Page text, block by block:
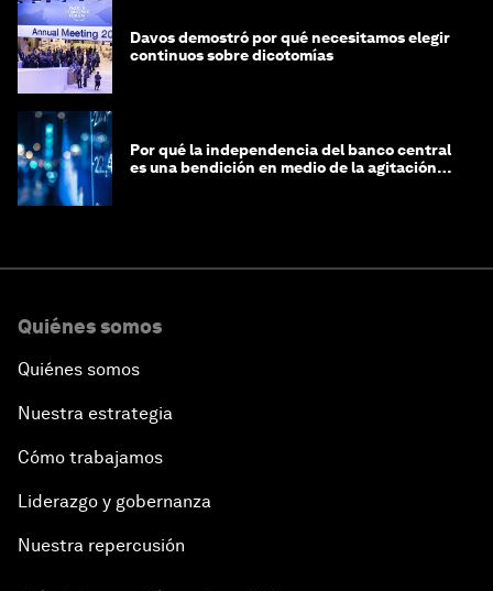
Davos demostró por qué necesitamos elegir
continuos sobre dicotomías
Por qué la independencia del banco central
es una bendición en medio de la agitación
Quiénes somos
Quiénes somos
Nuestra estrategia
Cómo trabajamos
Liderazgo y gobernanza
Nuestra repercusión